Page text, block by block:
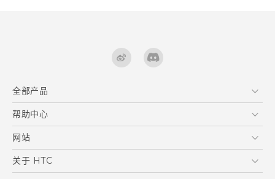
全部产品
区块链智能手机
VIVE
帮助中心
在线客服
支援与服务
产品保固说明
网站
HTC Dev
关于 HTC